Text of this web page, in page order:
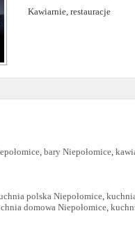
Kawiarnie, restauracje
, bary Niepołomice,
polska Niepołomice,
domowa Niepołomice,